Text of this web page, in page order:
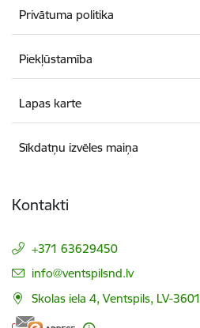
Privātuma politika
Piekļūstamība
Lapas karte
Sīkdatņu izvēles maiņa
Kontakti
+371 63629450
E-pasts:
info@ventspilsnd.lv
Skolas iela 4, Ventspils, LV-3601